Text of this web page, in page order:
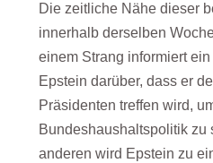
Die zeitliche Nähe dieser
innerhalb derselben
einem Strang informiert
Epstein darüber, dass er
Präsidenten treffen wird,
Bundeshaushaltspolitik zu
anderen wird Epstein zu